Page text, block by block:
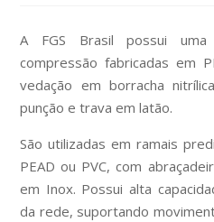
A FGS Brasil possui
compressão fabricadas em
vedação em borracha
punção e trava em latão.
São utilizadas em ramais
PEAD ou PVC, com
em Inox. Possui alta
da rede, suportando